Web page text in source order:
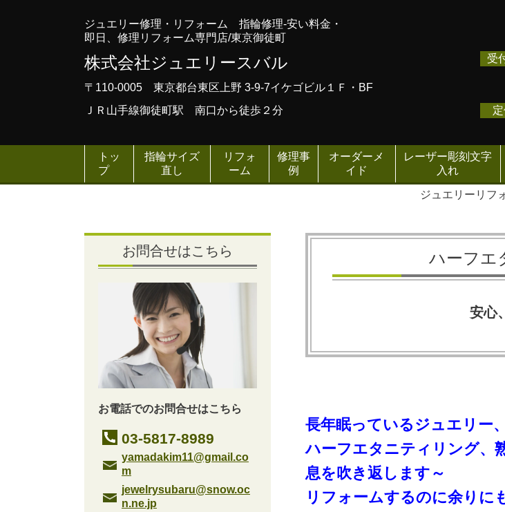
ジュエリー修理・リフォーム 指輪修理-安い料金・
即日、修理リフォーム専門店/東京御徒町
株式会社ジュエリースバル
〒110-0005 東京都台東区上野 3-9-7イケゴビル１Ｆ・BF
ＪＲ山手線御徒町駅 南口から徒歩２分
受
トッ
プ
指輪サイズ
直し
リフォ
ーム
修理事
例
オーダーメ
イド
レーザー彫刻文字
入れ
ジュエリーリフ
ハーフエ
安心
長年眠っているジュエリー
ハーフエタニティリング、
息を吹き返します～
リフォームするのに余りに
お問合せはこちら
お電話でのお問合せはこちら
03-5817-8989
yamadakim11@gmail.co
m
jewelrysubaru@snow.oc
n.ne.jp